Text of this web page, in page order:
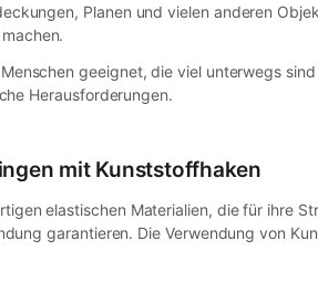
Planen und vielen anderen
geeignet, die viel unterwegs
Herausforderungen.
mit Kunststoffhaken
elastischen Materialien, die für ihre
garantieren. Die Verwendung von